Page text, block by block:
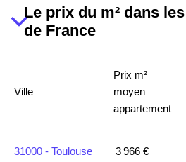
Le prix du m² dans
de France
Ville
Prix m²
moyen
appartement
31000 - Toulouse 3 966 €